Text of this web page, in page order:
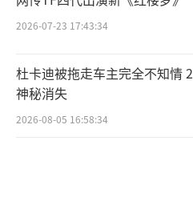
2026-07-23 17:43:34
杜卡迪被拖走车主完全不知情
神秘消失
2026-08-05 16:58:34